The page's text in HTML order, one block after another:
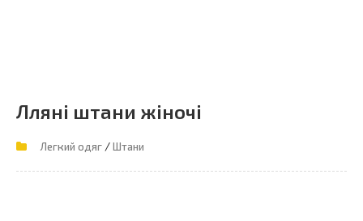
Лляні штани жіночі
Легкий одяг /Штани